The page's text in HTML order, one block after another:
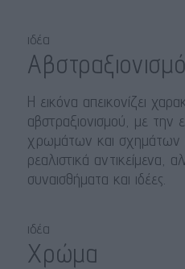
ιδέα
Η εικόνα απεικονίζει
αβστραξιονισμού, με την
χρωμάτων και σχημάτων
ρεαλιστικά αντικείμενα,
συναισθήματα και ιδέες.
ιδέα
Χρώμα